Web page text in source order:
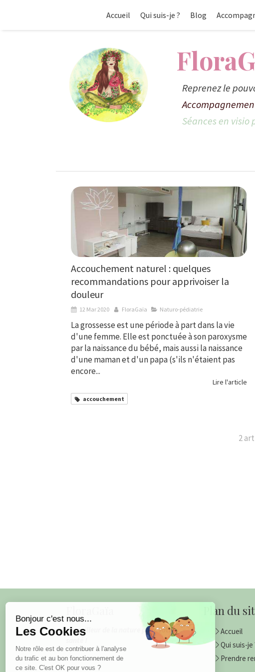
Accueil Qui suis-je ? Blog
Reprenez le
Séances en
Accouchement naturel : quelques
recommandations pour apprivoiser la
douleur
12 Mar 2020 FloraGaïa Naturo-pédiatrie
La grossesse est une période à part dans la vie
d'une femme. Elle est ponctuée à son paroxysme
par la naissance du bébé, mais aussi la naissance
d'une maman et d'un papa (s'ils n'étaient pas
encore...
Lire l'article
accouchement
2
Le meilleur de la nature pour votre
Plan du
Accueil
Qui suis-je
Prendre
Continuer sans accepter
Bonjour c'est nous...
Les Cookies
Notre rôle est de contribuer à l'analyse
du trafic et au bon fonctionnement de
ce site. C'est OK pour vous ?